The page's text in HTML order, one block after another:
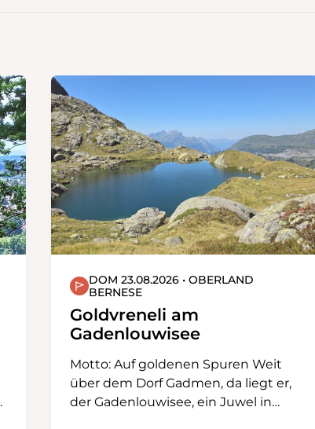
DOM 23.08.2026 • OBERLAND
BERNESE
Goldvreneli am
Gadenlouwisee
Motto: Auf goldenen Spuren Weit
über dem Dorf Gadmen, da liegt er,
der Gadenlouwisee, ein Juwel in